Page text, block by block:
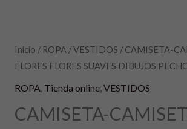
Inicio / ROPA /VESTIDOS / CAMISETA-
FLORES FLORES SUAVES DIBUJOS
ROPA, Tienda online,VESTIDOS
CAMISETA-
El
precio
original
El
precio
actual